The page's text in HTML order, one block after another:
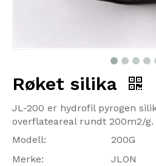
Røket silika
JL-200 er hydrofil pyrogen
overflateareal rundt 200m2/g.
Modell:
200G
Merke:
JLON